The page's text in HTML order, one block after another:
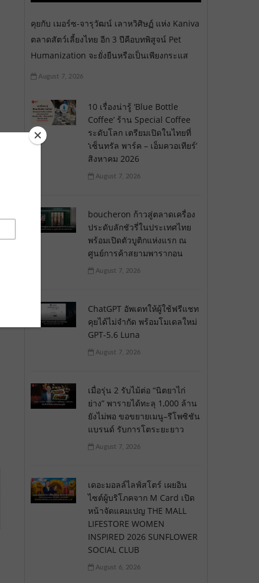
คุยกับ เมอร์ซ-จารุวัฒน์ เลาหวิศิษฏ์ แห่ง Kaniva
ตลาดสัตว์เลี้ยงไทย อีก 3 ปีคือบทพิสูจน์ Pet
Humanization จะยั่งยืนหรือเป็นเพียงกระแส
August 7, 2026
10 เรื่องน่ารู้ ‘Blue Bottle
Coffee’ ร้าน Special Coffee
ระดับโลก เตรียมเปิดในไทยที่
‘เซ็นทรัล พาร์ค – เอ็มควอเทียร์’
สิงหาคม 2026
August 7, 2026
boucheron ก้าวสู่ตลาดเครื่อง
ประดับลักชัวรี่ในประเทศไทย
พร้อมเปิดตัวบูติกแห่งแรก ณ
ศูนย์การค้าสยามพารากอน
August 7, 2026
ChatGPT อัพเดทให้ผู้ใช้ฟรีแชท
คุยได้ไม่จำกัด พร้อมโมเดลใหม่
GPT-5.6 Luna
August 7, 2026
เมื่อรุ่น 2 รับไม้ต่อ “นิตยาไก่
ย่าง” พารายได้ทะลุ 1,000 ล้าน
ยังไม่พอ ขอขยายเมนู–รีโพซิชัน
แบรนด์ รับการโตระยะยาว
August 7, 2026
เดอะมอลล์ไลฟ์สโตร์ เผยอิน
ไซต์ผู้บริโภคจาก M Card เปิด
หน้าจัดแคมเปญ THE MALL
LIFESTORE WOMEN
INSPIRED 2026 SUNFLOWER
SOCIAL CLUB
August 6, 2026